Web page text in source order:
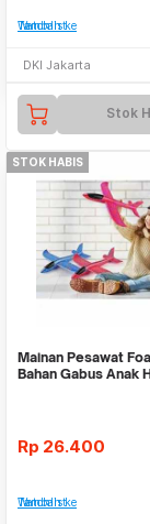
Tambah ke Watchlist
DKI Jakarta
Stok
STOK HABIS
Mainan Pesawat
Bahan Gabus Anak
Rp 26.400
Tambah ke Watchlist